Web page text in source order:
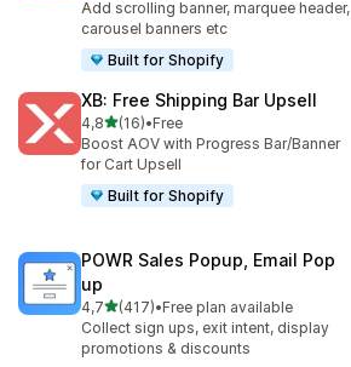
Add scrolling banner, marquee header,
carousel banners etc
Built for Shopify
XB: Free Shipping Bar Upsell
4,85 yıldız üzerinden
(16)
toplam 16 değerlendirme
•Free
Boost AOV with Progress Bar/Banner
for Cart Upsell
Built for Shopify
POWR Sales Popup, Email Pop
up
4,75 yıldız üzerinden
(417)
toplam 417 değerlendirme
•Free plan available
Collect sign ups, exit intent, display
promotions & discounts